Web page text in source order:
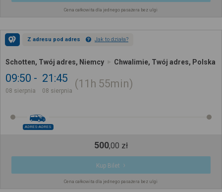
Cena całkowita dla jednego pasażera bez ulgi
Z adresu pod adres Jak to działa?
Schotten, Twój adres, Niemcy Chwalimie, Twój adres, Polska
09:50
08 sierpnia
21:45
08 sierpnia
11h 55min
ADRES-ADRES
500,00 zł
Kup Bilet
Cena całkowita dla jednego pasażera bez ulgi